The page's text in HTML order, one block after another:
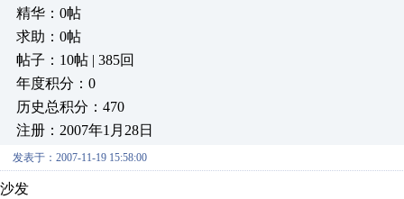
精华：0帖
求助：0帖
帖子：10帖 | 385回
年度积分：0
历史总积分：470
注册：2007年1月28日
发表于：2007-11-19 15:58:00
沙发